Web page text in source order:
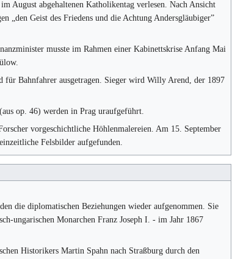
August abgehaltenen Katholikentag verlesen. Nach Ansicht
„den Geist des Friedens und die Achtung Andersgläubiger”
musste im Rahmen einer Kabinettskrise Anfang Mai
Bahnfahrer ausgetragen. Sieger wird Willy Arend, der 1897
op. 46) werden in Prag uraufgeführt.
vorgeschichtliche Höhlenmalereien. Am 15. September
Felsbilder aufgefunden.
die diplomatischen Beziehungen wieder aufgenommen. Sie
ungarischen Monarchen Franz Joseph I. - im Jahr 1867
Historikers Martin Spahn nach Straßburg durch den